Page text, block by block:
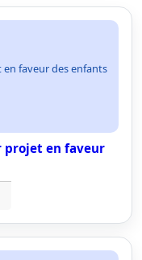
faveur des enfants
projet en faveur